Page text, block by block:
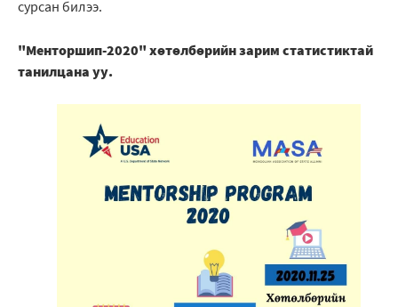
сурсан билээ.
"Менторшип-2020" хөтөлбөрийн зарим статистиктай
танилцана уу.